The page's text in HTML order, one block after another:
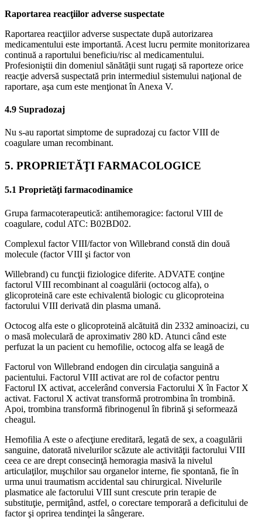
Raportarea reacţiilor adverse suspectate
Raportarea reacţiilor adverse suspectate după autorizarea
medicamentului este importantă. Acest lucru permite monitorizarea
continuă a raportului beneficiu/risc al medicamentului.
Profesioniştii din domeniul sănătăţii sunt rugaţi să raporteze orice
reacţie adversă suspectată prin intermediul sistemului naţional de
raportare, aşa cum este menţionat în Anexa V.
4.9 Supradozaj
Nu s-au raportat simptome de supradozaj cu factor VIII de
coagulare uman recombinant.
5. PROPRIETĂŢI FARMACOLOGICE
5.1 Proprietăţi farmacodinamice
Grupa farmacoterapeutică: antihemoragice: factorul VIII de
coagulare, codul ATC: B02BD02.
Complexul factor VIII/factor von Willebrand constă din două
molecule (factor VIII şi factor von
Willebrand) cu funcţii fiziologice diferite. ADVATE conţine
factorul VIII recombinant al coagulării (octocog alfa), o
glicoproteină care este echivalentă biologic cu glicoproteina
factorului VIII derivată din plasma umană.
Octocog alfa este o glicoproteină alcătuită din 2332 aminoacizi, cu
o masă moleculară de aproximativ 280 kD. Atunci când este
perfuzat la un pacient cu hemofilie, octocog alfa se leagă de
Factorul von Willebrand endogen din circulaţia sanguină a
pacientului. Factorul VIII activat are rol de cofactor pentru
Factorul IX activat, accelerând conversia Factorului X în Factor X
activat. Factorul X activat transformă protrombina în trombină.
Apoi, trombina transformă fibrinogenul în fibrină şi seformează
cheagul.
Hemofilia A este o afecţiune ereditară, legată de sex, a coagulării
sanguine, datorată nivelurilor scăzute ale activităţii factorului VIII
ceea ce are drept consecinţă hemoragia masivă la nivelul
articulaţilor, muşchilor sau organelor interne, fie spontană, fie în
urma unui traumatism accidental sau chirurgical. Nivelurile
plasmatice ale factorului VIII sunt crescute prin terapie de
substituţie, permiţând, astfel, o corectare temporară a deficitului de
factor şi oprirea tendinţei la sângerare.